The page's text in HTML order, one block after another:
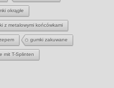
okrągłe
z metalowymi końcówkami
gumki zakuwane
mit T-Splinten